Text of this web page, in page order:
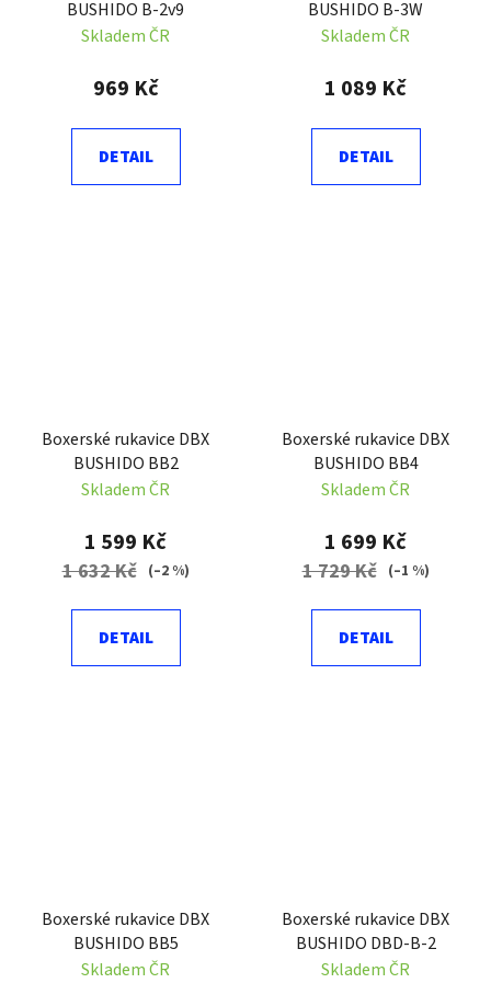
BUSHIDO B-2v9
Skladem ČR
969 Kč
DETAIL
BUSHIDO B-3W
Skladem ČR
1 089 Kč
DETAIL
Boxerské rukavice DBX
BUSHIDO BB2
Skladem ČR
1 599 Kč
1 632 Kč (–2 %)
DETAIL
Boxerské rukavice DBX
BUSHIDO BB4
Skladem ČR
1 699 Kč
1 729 Kč (–1 %)
DETAIL
Boxerské rukavice DBX
BUSHIDO BB5
Skladem ČR
Boxerské rukavice DBX
BUSHIDO DBD-B-2
Skladem ČR